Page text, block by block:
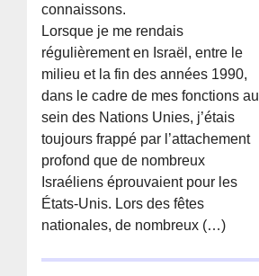
connaissons.
Lorsque je me rendais
régulièrement en Israël, entre le
milieu et la fin des années 1990,
dans le cadre de mes fonctions au
sein des Nations Unies, j’étais
toujours frappé par l’attachement
profond que de nombreux
Israéliens éprouvaient pour les
États-Unis. Lors des fêtes
nationales, de nombreux (…)